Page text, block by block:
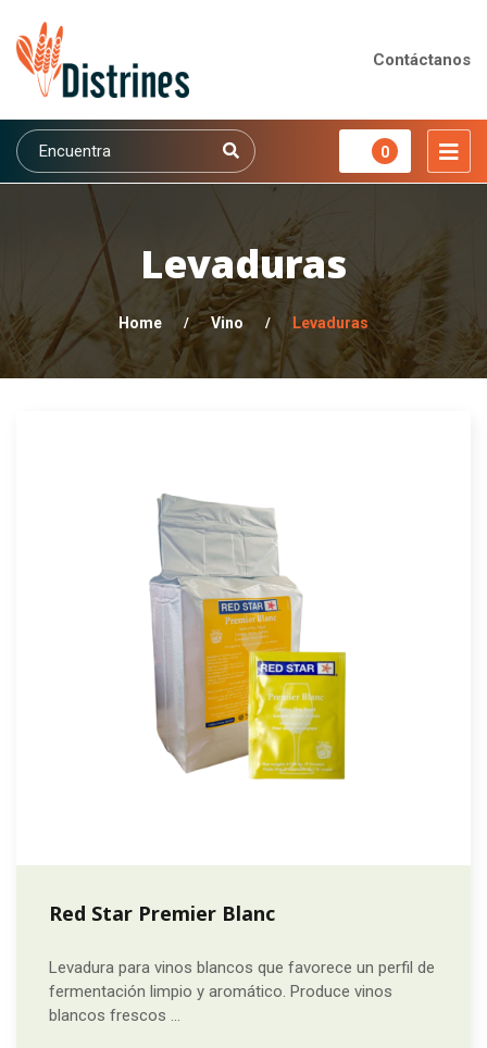
Contáctanos
0
Levaduras
Home / Vino / Levaduras
Red Star Premier Blanc
Levadura para vinos blancos que favorece un perfil de
fermentación limpio y aromático. Produce vinos
blancos frescos ...